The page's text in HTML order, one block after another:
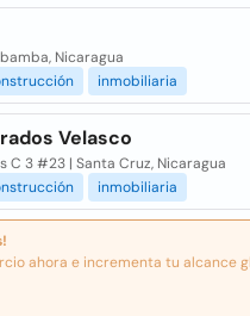
Nicaragua
inmobiliaria
Velasco
C 3 #23 | Santa Cruz, Nicaragua
inmobiliaria
ahora e incrementa tu alcance